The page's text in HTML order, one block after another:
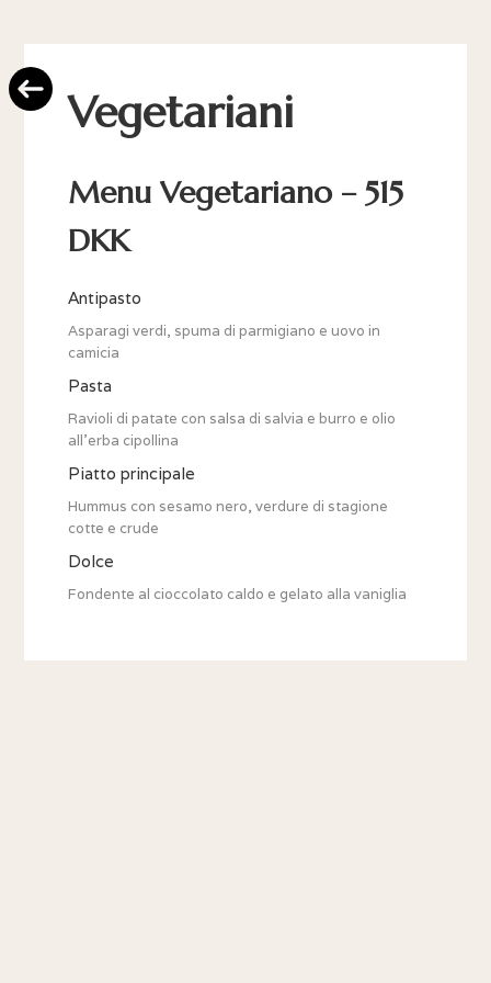
Vegetariani
Menu Vegetariano – 515
DKK
Antipasto
Asparagi verdi, spuma di parmigiano e uovo in
camicia
Pasta
Ravioli di patate con salsa di salvia e burro e olio
all'erba cipollina
Piatto principale
Hummus con sesamo nero, verdure di stagione
cotte e crude
Dolce
Fondente al cioccolato caldo e gelato alla vaniglia